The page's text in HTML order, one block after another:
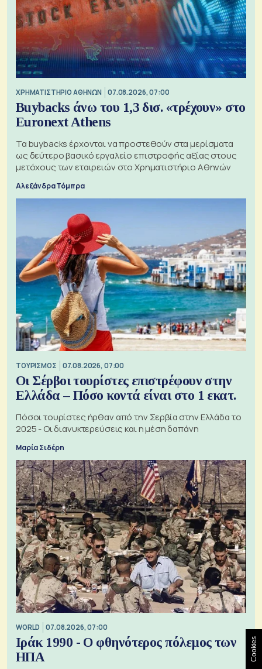
XΡΗΜΑΤΙΣΤΗΡΙΟ ΑΘΗΝΩΝ 07.08.2026, 07:00
Buybacks άνω του 1,3 δισ. «τρέχουν» στο
Euronext Athens
Τα buybacks έρχονται να προστεθούν στα μερίσματα
ως δεύτερο βασικό εργαλείο επιστροφής αξίας στους
μετόχους των εταιρειών στο Χρηματιστήριο Αθηνών
Αλεξάνδρα Τόμπρα
ΤΟΥΡΙΣΜΟΣ 07.08.2026, 07:00
Οι Σέρβοι τουρίστες επιστρέφουν στην
Ελλάδα – Πόσο κοντά είναι στο 1 εκατ.
Πόσοι τουρίστες ήρθαν από την Σερβία στην Ελλάδα το
2025 - Οι διανυκτερεύσεις και η μέση δαπάνη
Μαρία Σιδέρη
WORLD 07.08.2026, 07:00
Ιράκ 1990 - Ο φθηνότερος πόλεμος των
ΗΠΑ
Cookies